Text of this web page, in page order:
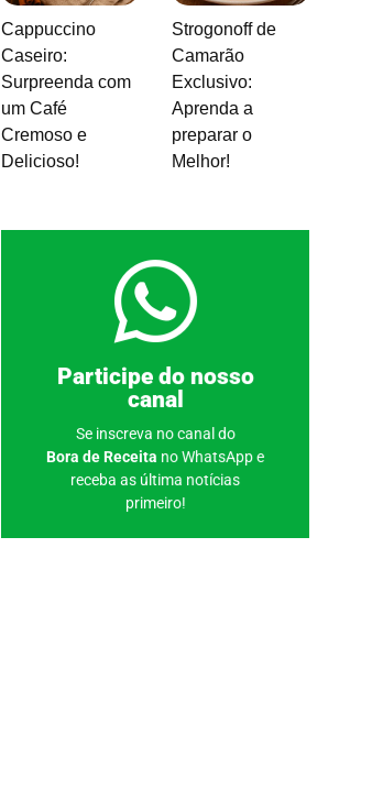
Cappuccino
Caseiro:
Surpreenda com
um Café
Cremoso e
Delicioso!
Strogonoff de
Camarão
Exclusivo:
Aprenda a
preparar o
Melhor!
Participe do nosso
canal
Se inscreva no canal do
Bora de Receita no WhatsApp e
receba as última notícias
primeiro!
Clique aqui